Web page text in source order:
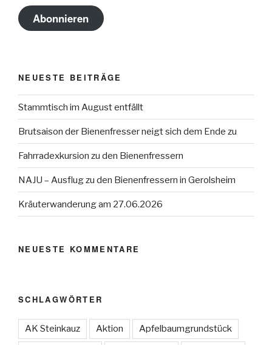
Abonnieren
NEUESTE BEITRÄGE
Stammtisch im August entfällt
Brutsaison der Bienenfresser neigt sich dem Ende zu
Fahrradexkursion zu den Bienenfressern
NAJU – Ausflug zu den Bienenfressern in Gerolsheim
Kräuterwanderung am 27.06.2026
NEUESTE KOMMENTARE
SCHLAGWÖRTER
AK Steinkauz Aktion Apfelbaumgrundstück